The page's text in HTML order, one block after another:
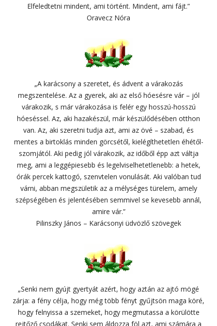
Elfeledtetni mindent, ami történt. Mindent, ami fájt.”
Oravecz Nóra
„A karácsony a szeretet, és ádvent a várakozás
megszentelése. Az a gyerek, aki az első hóesésre vár – jól
várakozik, s már várakozása is felér egy hosszú-hosszú
hóeséssel. Az, aki hazakészül, már készülődésében otthon
van. Az, aki szeretni tudja azt, ami az övé – szabad, és
mentes a birtoklás minden görcsétől, kielégíthetetlen éhétől-
szomjától. Aki pedig jól várakozik, az időből épp azt váltja
meg, ami a leggépiesebb és legelviselhetetlenebb: a hetek,
órák percek kattogó, szenvtelen vonulását. Aki valóban tud
várni, abban megszületik az a mélységes türelem, amely
szépségében és jelentésében semmivel se kevesebb annál,
amire vár.”
Pilinszky János – Karácsonyi üdvözlő szövegek
„Senki nem gyújt gyertyát azért, hogy aztán az ajtó mögé
zárja: a fény célja, hogy még több fényt gyűjtsön maga köré,
hogy felnyissa a szemeket, hogy megmutassa a körülötte
rejtőző csodákat. Senki sem áldozza föl azt, ami számára a